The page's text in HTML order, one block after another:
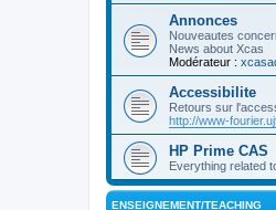
Annonces
Nouveautes
News about Xcas
Modérateur :
Accessibilite
Retours sur
http://www-
HP Prime CAS
Everything related
ENSEIGNEMENT/TEACHING